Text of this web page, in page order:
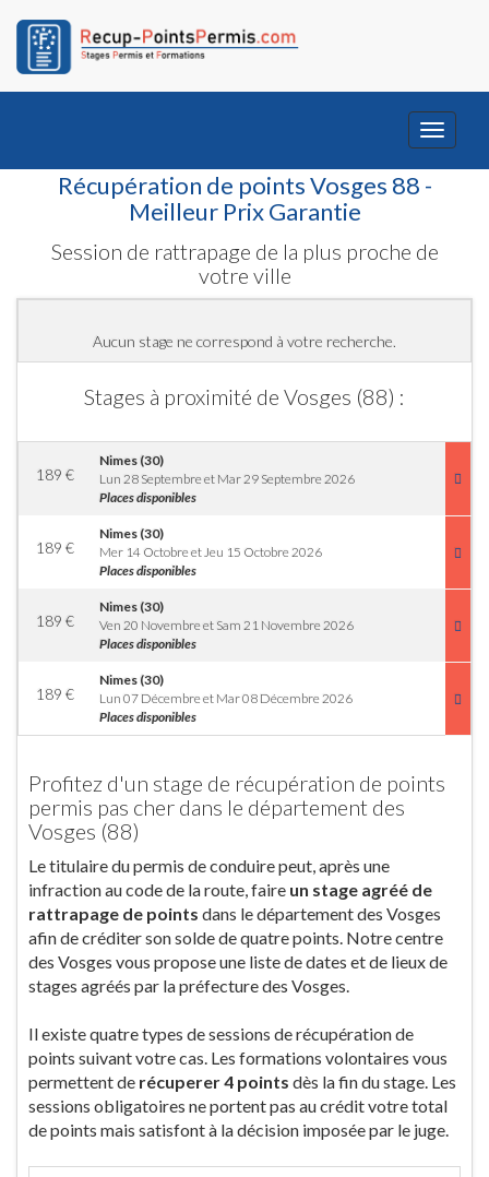
Toggle
Récupération de points Vosges 88 -
Meilleur Prix Garantie
Session de rattrapage de la plus proche de
votre ville
Aucun stage ne correspond à votre recherche.
Stages à proximité de Vosges (88) :
189 €
Nimes (30)
Lun 28 Septembre et Mar 29 Septembre 2026
Places disponibles
189 €
Nimes (30)
Mer 14 Octobre et Jeu 15 Octobre 2026
Places disponibles
189 €
Nimes (30)
Ven 20 Novembre et Sam 21 Novembre 2026
Places disponibles
189 €
Nimes (30)
Lun 07 Décembre et Mar 08 Décembre 2026
Places disponibles
Profitez d'un stage de récupération de points
permis pas cher dans le département des
Vosges (88)
Le titulaire du permis de conduire peut, après une
infraction au code de la route, faire un stage agréé de
rattrapage de points dans le département des Vosges
afin de créditer son solde de quatre points. Notre centre
des Vosges vous propose une liste de dates et de lieux de
stages agréés par la préfecture des Vosges.
Il existe quatre types de sessions de récupération de
points suivant votre cas. Les formations volontaires vous
permettent de récuperer 4 points dès la fin du stage. Les
sessions obligatoires ne portent pas au crédit votre total
de points mais satisfont à la décision imposée par le juge.